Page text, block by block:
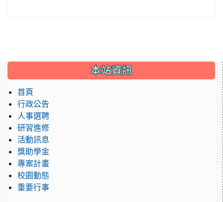
本站資訊
首頁
行政公告
人事選聘
研習進修
活動訊息
獎助學金
專案計畫
校園動態
重要行事